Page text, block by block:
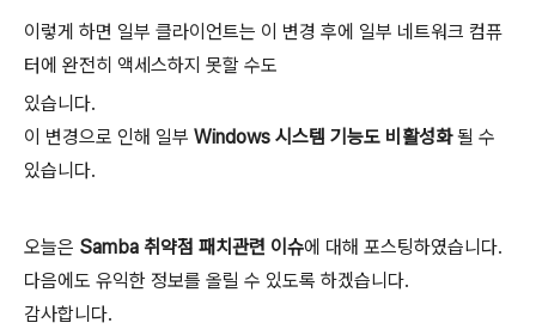
이렇게 하면 일부 클라이언트는 이 변경 후에 일부 네트워크 컴퓨
터에 완전히 액세스하지 못할 수도
있습니다.
이 변경으로 인해 일부 Windows 시스템 기능도 비활성화될 수
있습니다.
오늘은 Samba 취약점 패치관련 이슈에 대해 포스팅하였습니다.
다음에도 유익한 정보를 올릴 수 있도록 하겠습니다.
감사합니다.